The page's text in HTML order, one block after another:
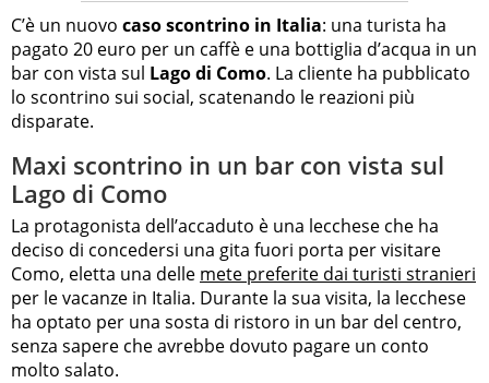
C’è un nuovo caso scontrino in Italia: una turista ha
pagato 20 euro per un caffè e una bottiglia d’acqua in un
bar con vista sul Lago di Como. La cliente ha pubblicato
lo scontrino sui social, scatenando le reazioni più
disparate.
Maxi scontrino in un bar con vista sul
Lago di Como
La protagonista dell’accaduto è una lecchese che ha
deciso di concedersi una gita fuori porta per visitare
Como, eletta una delle mete preferite dai turisti stranieri
per le vacanze in Italia. Durante la sua visita, la lecchese
ha optato per una sosta di ristoro in un bar del centro,
senza sapere che avrebbe dovuto pagare un conto
molto salato.